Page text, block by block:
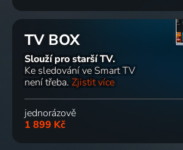
TV BOX
Slouží pro starší TV.
Ke sledování ve Smart TV
není třeba. Zjistit více
jednorázově
1 899 Kč